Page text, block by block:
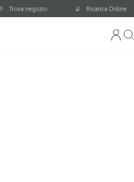
Trova negozio Ricarica Online